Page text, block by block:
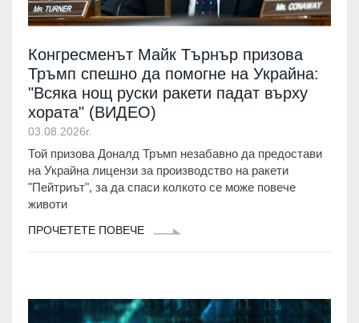
Конгресменът Майк Търнър призова
Тръмп спешно да помогне на Украйна:
"Всяка нощ руски ракети падат върху
хората" (ВИДЕО)
03.08.2026г.
Той призова Доналд Тръмп незабавно да предостави
на Украйна лицензи за производство на ракети
"Пейтриът", за да спаси колкото се може повече
животи
ПРОЧЕТЕТЕ ПОВЕЧЕ